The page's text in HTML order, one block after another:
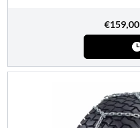
€159,00